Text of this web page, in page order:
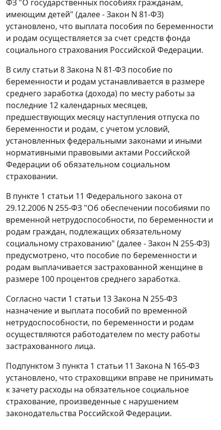
ФЗ "О государственных пособиях гражданам,
имеющим детей" (далее - Закон N 81-ФЗ)
установлено, что выплата пособия по беременности
и родам осуществляется за счет средств фонда
социального страхования Российской Федерации.
В силу статьи 8Закона N 81-ФЗ пособие по
беременности и родам устанавливается в размере
среднего заработка (дохода) по месту работы за
последние 12 календарных месяцев,
предшествующих месяцу наступления отпуска по
беременности и родам, с учетом условий,
установленных федеральными законами и иными
нормативными правовыми актами Российской
Федерации об обязательном социальном
страховании.
В пункте 1 статьи 11 Федерального закона от
29.12.2006 N 255-ФЗ "Об обеспечении пособиями по
временной нетрудоспособности, по беременности и
родам граждан, подлежащих обязательному
социальному страхованию" (далее - Закон N 255-ФЗ)
предусмотрено, что пособие по беременности и
родам выплачивается застрахованной женщине в
размере 100 процентов среднего заработка.
Согласно части 1 статьи 13Закона N 255-ФЗ
назначение и выплата пособий по временной
нетрудоспособности, по беременности и родам
осуществляются работодателем по месту работы
застрахованного лица.
Подпунктом 3 пункта 1 статьи 11 Закона N 165-ФЗ
установлено, что страховщики вправе не принимать
к зачету расходы на обязательное социальное
страхование, произведенные с нарушением
законодательства Российской Федерации.